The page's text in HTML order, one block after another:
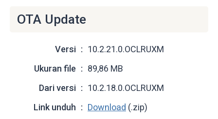
OTA Update
Versi
10.2.21.0.OCLRUXM
Ukuran file
89,86 MB
Dari versi
10.2.18.0.OCLRUXM
Link unduh
Download (.zip)